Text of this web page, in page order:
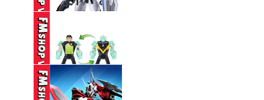
TAY) SEMBO ...
160,000 VND
(NOBOX) HG 1/144
GUNDAM AERIAL ...
330,000 VND